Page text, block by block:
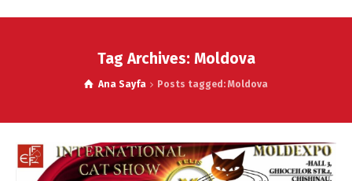
Tag Archives: Moldova
Ana Sayfa Posts tagged: Moldova